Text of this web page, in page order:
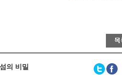
의 비밀